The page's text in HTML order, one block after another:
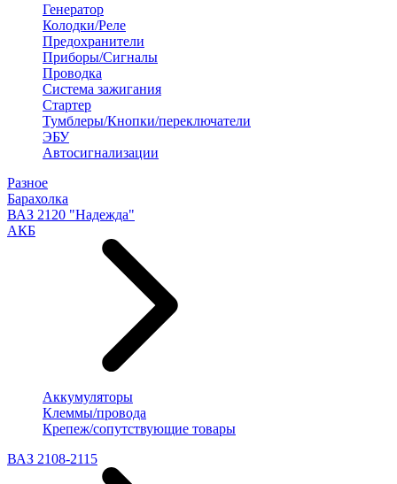
Генератор
Колодки/Реле
Предохранители
Приборы/Сигналы
Проводка
Система зажигания
Стартер
Тумблеры/Кнопки/переключатели
ЭБУ
Автосигнализации
Разное
Барахолка
ВАЗ 2120 "Надежда"
АКБ
Аккумуляторы
Клеммы/провода
Крепеж/сопутствующие товары
ВАЗ 2108-2115